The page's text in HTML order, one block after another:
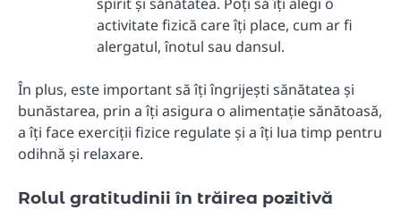
activitate fizică care îți place, cum ar fi
alergatul, înotul sau dansul.
În plus, este important să îți îngrijești sănătatea și
bunăstarea, prin a îți asigura o alimentație sănătoasă,
a îți face exerciții fizice regulate și a îți lua timp pentru
odihnă și relaxare.
Rolul gratitudinii în trăirea pozitivă